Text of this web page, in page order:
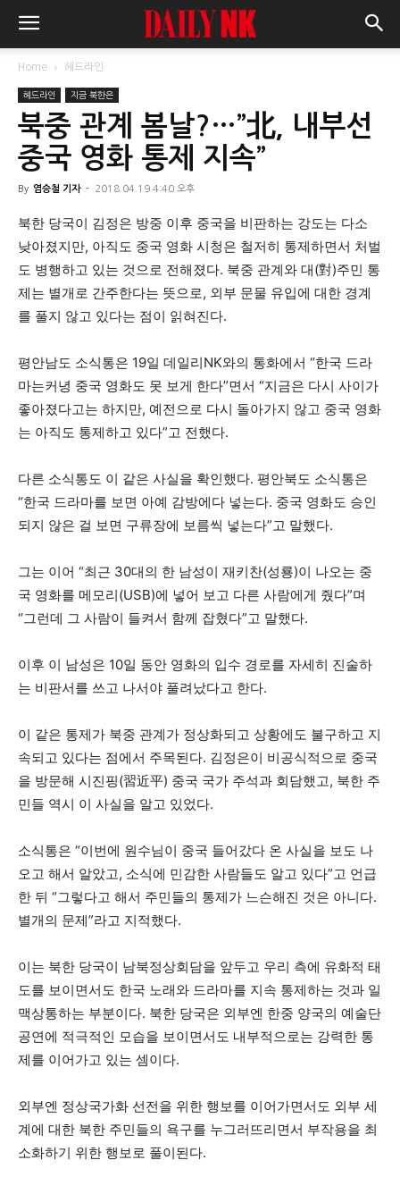
Home 헤드라인
헤드라인 지금 북한은
북중 관계 봄날?…”北, 내부선
중국 영화 통제 지속”
By 염승철 기자 - 2018.04.19 4:40 오후
북한 당국이 김정은 방중 이후 중국을 비판하는 강도는 다소
낮아졌지만, 아직도 중국 영화 시청은 철저히 통제하면서 처벌
도 병행하고 있는 것으로 전해졌다. 북중 관계와 대(對)주민 통
제는 별개로 간주한다는 뜻으로, 외부 문물 유입에 대한 경계
를 풀지 않고 있다는 점이 읽혀진다.
평안남도 소식통은 19일 데일리NK와의 통화에서 “한국 드라
마는커녕 중국 영화도 못 보게 한다”면서 “지금은 다시 사이가
좋아졌다고는 하지만, 예전으로 다시 돌아가지 않고 중국 영화
는 아직도 통제하고 있다”고 전했다.
다른 소식통도 이 같은 사실을 확인했다. 평안북도 소식통은
“한국 드라마를 보면 아예 감방에다 넣는다. 중국 영화도 승인
되지 않은 걸 보면 구류장에 보름씩 넣는다”고 말했다.
그는 이어 “최근 30대의 한 남성이 재키찬(성룡)이 나오는 중
국 영화를 메모리(USB)에 넣어 보고 다른 사람에게 줬다”며
“그런데 그 사람이 들켜서 함께 잡혔다”고 말했다.
이후 이 남성은 10일 동안 영화의 입수 경로를 자세히 진술하
는 비판서를 쓰고 나서야 풀려났다고 한다.
이 같은 통제가 북중 관계가 정상화되고 상황에도 불구하고 지
속되고 있다는 점에서 주목된다. 김정은이 비공식적으로 중국
을 방문해 시진핑(習近平) 중국 국가 주석과 회담했고, 북한 주
민들 역시 이 사실을 알고 있었다.
소식통은 “이번에 원수님이 중국 들어갔다 온 사실을 보도 나
오고 해서 알았고, 소식에 민감한 사람들도 알고 있다”고 언급
한 뒤 “그렇다고 해서 주민들의 통제가 느슨해진 것은 아니다.
별개의 문제”라고 지적했다.
이는 북한 당국이 남북정상회담을 앞두고 우리 측에 유화적 태
도를 보이면서도 한국 노래와 드라마를 지속 통제하는 것과 일
맥상통하는 부분이다. 북한 당국은 외부엔 한중 양국의 예술단
공연에 적극적인 모습을 보이면서도 내부적으로는 강력한 통
제를 이어가고 있는 셈이다.
외부엔 정상국가화 선전을 위한 행보를 이어가면서도 외부 세
계에 대한 북한 주민들의 욕구를 누그러뜨리면서 부작용을 최
소화하기 위한 행보로 풀이된다.